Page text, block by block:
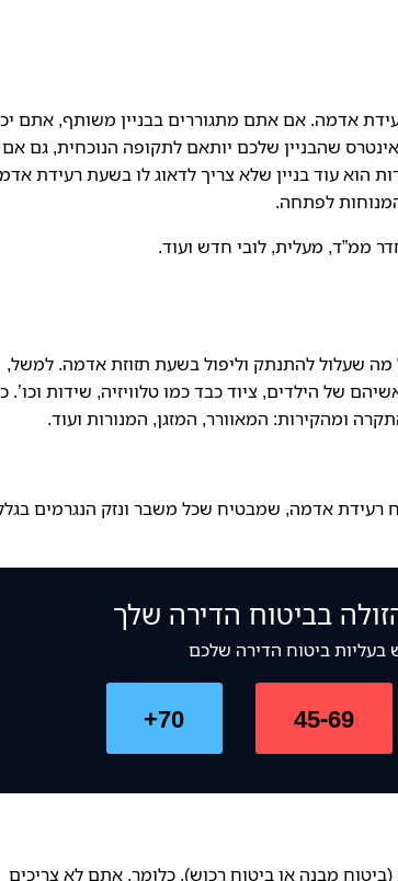
אדמה. אם אתם מתגוררים בבניין משותף, אתם
לעירייה יש אינטרס שהבניין שלכם יותאם לתקופה הנוכחית, גם
הוא עוד בניין שלא צריך לדאוג לו בשעת רעידת
לפתחה.
מה שעלול להתנתק וליפול בשעת תזוזת אדמה. למשל,
של הילדים, ציוד כבד כמו טלוויזיה, שידות וכו’.
ומהקירות: המאוורר, המזגן, המנורות ועוד.
רעידת אדמה, שמבטיח שכל משבר ונזק הנגרמים
בביטוח הדירה שלך
בעליות ביטוח הדירה שלכם
45-69
70+
מבנה או ביטוח רכוש). כלומר, אתם לא צריכים